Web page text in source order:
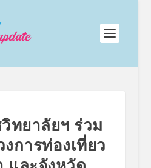
ทยาลัยฯ ร่วม
การท่องเที่ยว